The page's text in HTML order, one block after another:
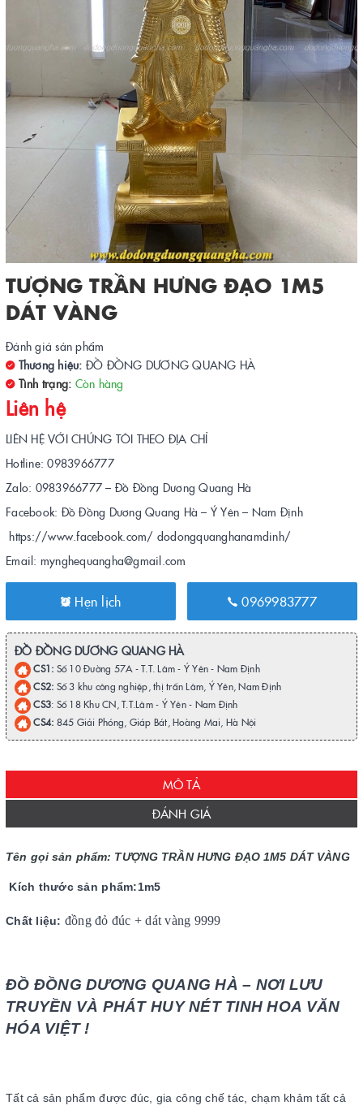
TƯỢNG TRẦN HƯNG ĐẠO 1M5
DÁT VÀNG
Đánh giá sản phẩm
Thương hiệu: ĐỒ ĐỒNG DƯƠNG QUANG HÀ
Tình trạng: Còn hàng
Liên hệ
LIÊN HỆ VỚI CHÚNG TÔI THEO ĐỊA CHỈ
Hotline: 0983966777
Zalo: 0983966777 – Đồ Đồng Dương Quang Hà
Facebook: Đồ Đồng Dương Quang Hà – Ý Yên – Nam Định
https://www.facebook.com/ dodongquanghanamdinh/
Email: mynghequangha@gmail.com
Hẹn lịch 0969983777
ĐỒ ĐỒNG DƯƠNG QUANG HÀ
CS1: Số 10 Đường 57A - T.T. Lâm - Ý Yên - Nam Định
CS2: Số 3 khu công nghiệp, thị trấn Lâm, Ý Yên, Nam Định
CS3: Số 18 Khu CN, T.T.Lâm - Ý Yên - Nam Định
CS4: 845 Giải Phóng, Giáp Bát, Hoàng Mai, Hà Nội
MÔ TẢ
ĐÁNH GIÁ
Tên gọi sản phẩm: TƯỢNG TRẦN HƯNG ĐẠO 1M5 DÁT VÀNG
Kích thước sản phẩm:1m5
Chất liệu: đồng đỏ đúc + dát vàng 9999
ĐỒ ĐỒNG DƯƠNG QUANG HÀ – NƠI LƯU
TRUYỀN VÀ PHÁT HUY NÉT TINH HOA VĂN
HÓA VIỆT !
Tất cả sản phẩm được đúc, gia công chế tác, chạm khảm tất cả